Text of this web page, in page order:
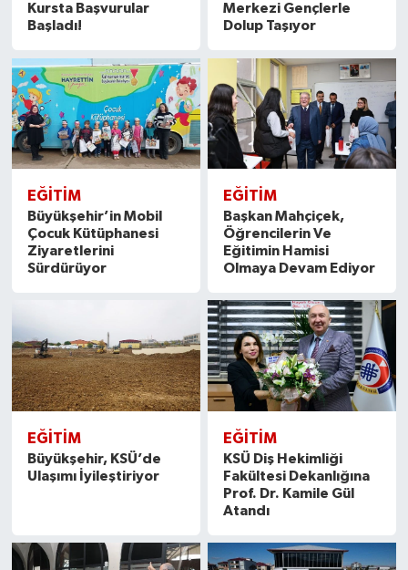
Kursta Başvurular
Başladı!
Merkezi Gençlerle
Dolup Taşıyor
EĞITIM
Büyükşehir’in Mobil
Çocuk Kütüphanesi
Ziyaretlerini
Sürdürüyor
EĞITIM
Başkan Mahçiçek,
Öğrencilerin Ve
Eğitimin Hamisi
Olmaya Devam Ediyor
EĞITIM
Büyükşehir, KSÜ’de
Ulaşımı İyileştiriyor
EĞITIM
KSÜ Diş Hekimliği
Fakültesi Dekanlığına
Prof. Dr. Kamile Gül
Atandı